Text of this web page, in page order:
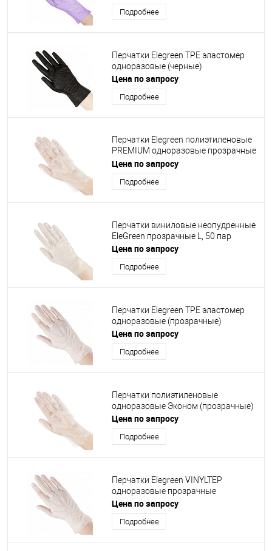
Подробнее
Перчатки Elegreen TPE эластомер
одноразовые (черные)
Цена по запросу
Подробнее
Перчатки Elegreen полиэтиленовые
PREMIUM одноразовые прозрачные
M
Цена по запросу
Подробнее
Перчатки виниловые неопудренные
EleGreen прозрачные L, 50 пар
Цена по запросу
Подробнее
Перчатки Elegreen TPE эластомер
одноразовые (прозрачные)
Цена по запросу
Подробнее
Перчатки полиэтиленовые
одноразовые Эконом (прозрачные)
Цена по запросу
Подробнее
Перчатки Elegreen VINYLTEP
одноразовые прозрачные
Цена по запросу
Подробнее